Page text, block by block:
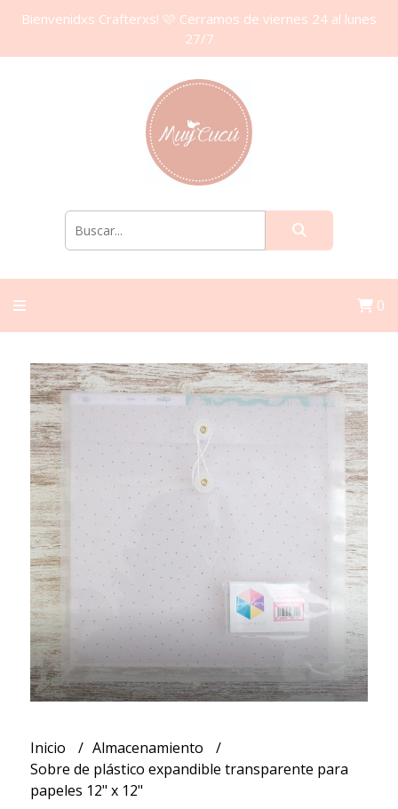
Bienvenidxs Crafterxs! 🩷 Cerramos de viernes 24 al lunes
27/7
0
Inicio
Almacenamiento
Sobre de plástico expandible transparente para
papeles 12" x 12"